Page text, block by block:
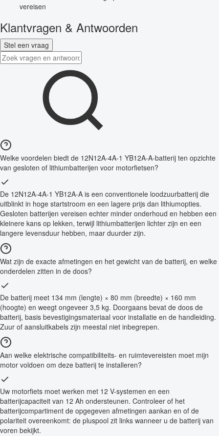
vereisen
Klantvragen & Antwoorden
Stel een vraag
Welke voordelen biedt de 12N12A-4A-1 YB12A-A-batterij ten opzichte
van gesloten of lithiumbatterijen voor motorfietsen?
De 12N12A-4A-1 YB12A-A is een conventionele loodzuurbatterij die
uitblinkt in hoge startstroom en een lagere prijs dan lithiumopties.
Gesloten batterijen vereisen echter minder onderhoud en hebben een
kleinere kans op lekken, terwijl lithiumbatterijen lichter zijn en een
langere levensduur hebben, maar duurder zijn.
Wat zijn de exacte afmetingen en het gewicht van de batterij, en welke
onderdelen zitten in de doos?
De batterij meet 134 mm (lengte) × 80 mm (breedte) × 160 mm
(hoogte) en weegt ongeveer 3,5 kg. Doorgaans bevat de doos de
batterij, basis bevestigingsmateriaal voor installatie en de handleiding.
Zuur of aansluitkabels zijn meestal niet inbegrepen.
Aan welke elektrische compatibiliteits- en ruimtevereisten moet mijn
motor voldoen om deze batterij te installeren?
Uw motorfiets moet werken met 12 V-systemen en een
batterijcapaciteit van 12 Ah ondersteunen. Controleer of het
batterijcompartiment de opgegeven afmetingen aankan en of de
polariteit overeenkomt: de pluspool zit links wanneer u de batterij van
voren bekijkt.